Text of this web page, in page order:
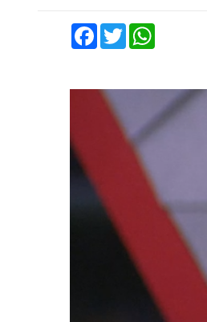
Facebook
Twitter